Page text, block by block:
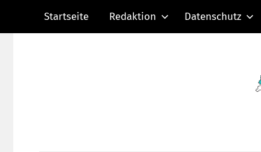
Startseite Redaktion Datenschutz